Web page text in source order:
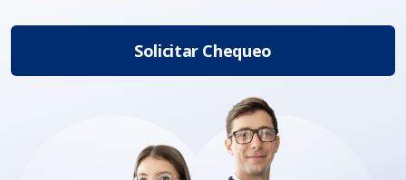
accesibilidad.
Solicitar Chequeo